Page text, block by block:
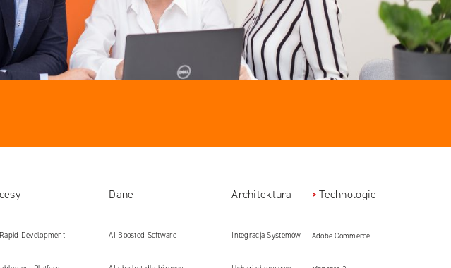
Development
Dane
AI Boosted Software
Architektura
Integracja Systemów
Technologie
Adobe Commerce